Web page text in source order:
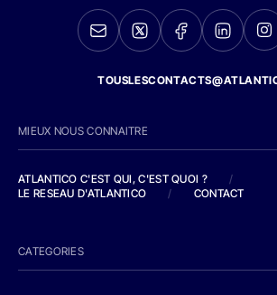
MIEUX NOUS CONNAITRE
ATLANTICO C'EST QUI, C'EST QUOI ?
/
LE RESEAU D'ATLANTICO
/ CONTACT
CATEGORIES